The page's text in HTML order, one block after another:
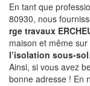
En tant que
80930, nous
rge travaux
maison et même
l’isolation sous-sol
Ainsi, si vous avez
bonne adresse ! En